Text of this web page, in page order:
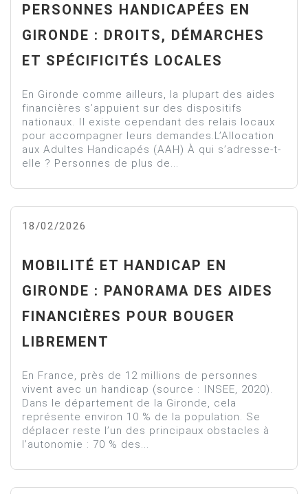
PERSONNES HANDICAPÉES EN
GIRONDE : DROITS, DÉMARCHES
ET SPÉCIFICITÉS LOCALES
En Gironde comme ailleurs, la plupart des aides
financières s’appuient sur des dispositifs
nationaux. Il existe cependant des relais locaux
pour accompagner leurs demandes.L’Allocation
aux Adultes Handicapés (AAH) À qui s’adresse-t-
elle ? Personnes de plus de...
18/02/2026
MOBILITÉ ET HANDICAP EN
GIRONDE : PANORAMA DES AIDES
FINANCIÈRES POUR BOUGER
LIBREMENT
En France, près de 12 millions de personnes
vivent avec un handicap (source : INSEE, 2020).
Dans le département de la Gironde, cela
représente environ 10 % de la population. Se
déplacer reste l’un des principaux obstacles à
l’autonomie : 70 % des...